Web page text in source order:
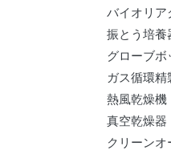
バイオリア
振とう培養
グローブボ
ガス循環精
熱風乾燥機
真空乾燥器
クリーンオ